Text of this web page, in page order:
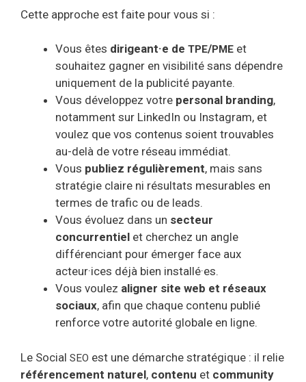
Cette approche est faite pour vous si :
Vous êtes dirigeant·e de TPE/PME et
souhaitez gagner en visibilité sans dépendre
uniquement de la publicité payante.
Vous développez votre personal branding,
notamment sur LinkedIn ou Instagram, et
voulez que vos contenus soient trouvables
au-delà de votre réseau immédiat.
Vous publiez régulièrement, mais sans
stratégie claire ni résultats mesurables en
termes de trafic ou de leads.
Vous évoluez dans un secteur
concurrentiel et cherchez un angle
différenciant pour émerger face aux
acteur·ices déjà bien installé·es.
Vous voulez aligner site web et réseaux
sociaux, afin que chaque contenu publié
renforce votre autorité globale en ligne.
Le Social SEO est une démarche stratégique : il relie
référencement naturel, contenu et community